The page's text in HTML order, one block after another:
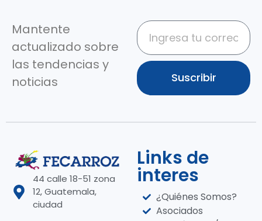
Mantente
actualizado sobre
las tendencias y
noticias
Suscribir
44 calle 18-51 zona
12, Guatemala,
ciudad
Links de
interes
¿Quiénes Somos?
Asociados